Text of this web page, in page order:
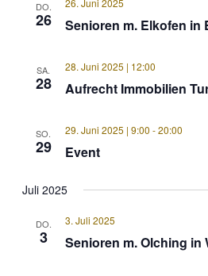
DO.
26 Senioren m. Elkofen in
26. Juni 2025
SA.
28 Aufrecht Immobilien
28. Juni 2025 | 12:00
SO.
29 Event
29. Juni 2025 | 9:00 -20:00
Juli 2025
DO.
3 Senioren m. Olching in
3. Juli 2025